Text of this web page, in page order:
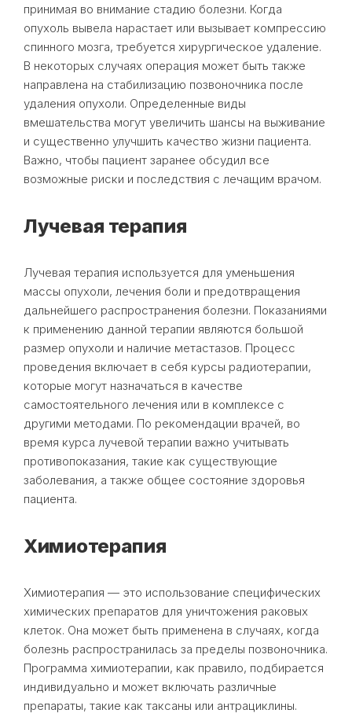
принимая во внимание стадию болезни. Когда
опухоль вывела нарастает или вызывает компрессию
спинного мозга, требуется хирургическое удаление.
В некоторых случаях операция может быть также
направлена на стабилизацию позвоночника после
удаления опухоли. Определенные виды
вмешательства могут увеличить шансы на выживание
и существенно улучшить качество жизни пациента.
Важно, чтобы пациент заранее обсудил все
возможные риски и последствия с лечащим врачом.
Лучевая терапия
Лучевая терапия используется для уменьшения
массы опухоли, лечения боли и предотвращения
дальнейшего распространения болезни. Показаниями
к применению данной терапии являются большой
размер опухоли и наличие метастазов. Процесс
проведения включает в себя курсы радиотерапии,
которые могут назначаться в качестве
самостоятельного лечения или в комплексе с
другими методами. По рекомендации врачей, во
время курса лучевой терапии важно учитывать
противопоказания, такие как существующие
заболевания, а также общее состояние здоровья
пациента.
Химиотерапия
Химиотерапия — это использование специфических
химических препаратов для уничтожения раковых
клеток. Она может быть применена в случаях, когда
болезнь распространилась за пределы позвоночника.
Программа химиотерапии, как правило, подбирается
индивидуально и может включать различные
препараты, такие как таксаны или антрациклины.